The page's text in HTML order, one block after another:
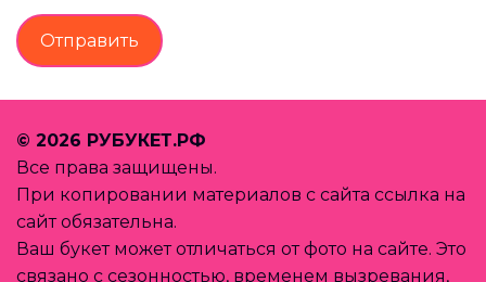
Отправить
© 2026 РУБУКЕТ.РФ
Все права защищены.
При копировании материалов с сайта ссылка на
сайт обязательна.
Ваш букет может отличаться от фото на сайте. Это
связано с сезонностью, временем вызревания,